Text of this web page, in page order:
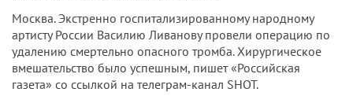
Москва. Экстренно госпитализированному народному
артисту России Василию Ливанову провели операцию по
удалению смертельно опасного тромба. Хирургическое
вмешательство было успешным, пишет «Российская
газета» со ссылкой на телеграм-канал SHOT.